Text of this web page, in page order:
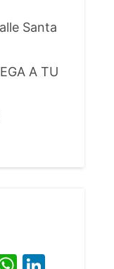
Santa
A TU